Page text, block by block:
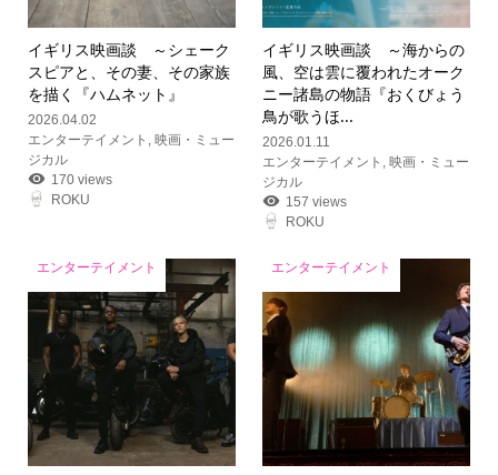
イギリス映画談 ～シェーク
スピアと、その妻、その家族
を描く『ハムネット』
2026.04.02
エンターテイメント , 映画・ミュー
ジカル
170 views
ROKU
イギリス映画談 ～海からの
風、空は雲に覆われたオーク
ニー諸島の物語『おくびょう
鳥が歌うほ...
2026.01.11
エンターテイメント , 映画・ミュー
ジカル
157 views
ROKU
エンターテイメント エンターテイメント